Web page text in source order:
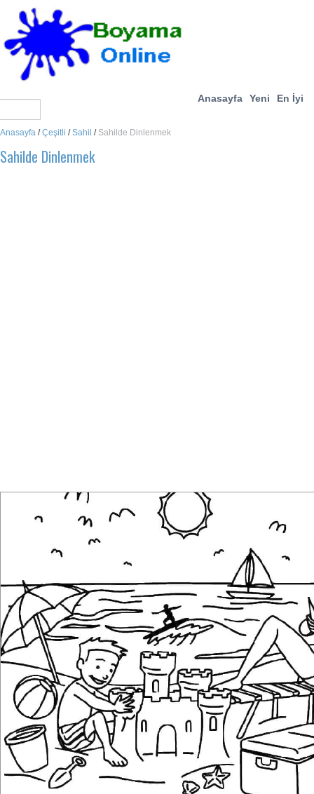
Anasayfa Yeni En İyi
Anasayfa /Çeşitli /Sahil / Sahilde Dinlenmek
Sahilde Dinlenmek